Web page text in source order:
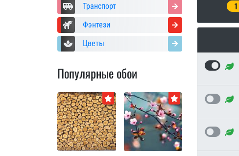
Транспорт
Фэнтези
Цветы
Популярные обои
1